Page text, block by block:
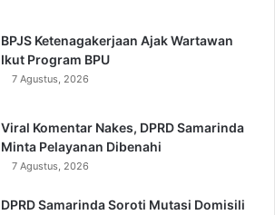
BPJS Ketenagakerjaan Ajak Wartawan
Ikut Program BPU
7 Agustus, 2026
Viral Komentar Nakes, DPRD Samarinda
Minta Pelayanan Dibenahi
7 Agustus, 2026
DPRD Samarinda Soroti Mutasi Domisili